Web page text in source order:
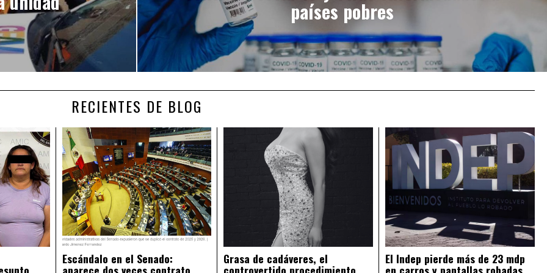
países pobres
RECIENTES DE BLOG
Escándalo en el Senado:
aparece dos veces contrato
Grasa de cadáveres, el
controvertido procedimiento
El Indep pierde más de 23 mdp
en carros y pantallas robadas